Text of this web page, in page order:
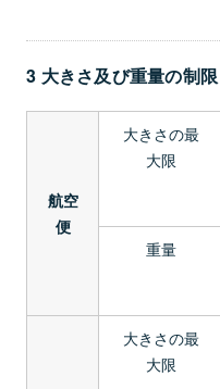
3 大きさ及び重量の制限
航空
便
大きさの最
大限
重量
大きさの最
大限